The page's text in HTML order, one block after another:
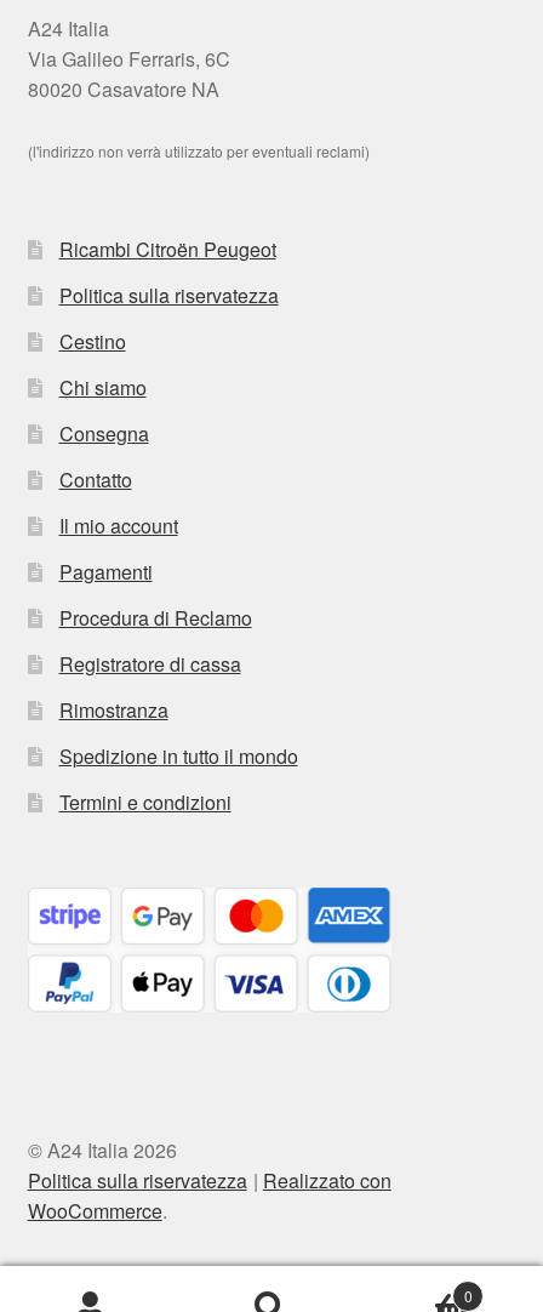
A24 Italia
Via Galileo Ferraris, 6C
80020 Casavatore NA
(l'indirizzo non verrà utilizzato per eventuali reclami)
Ricambi Citroën Peugeot
Politica sulla riservatezza
Cestino
Chi siamo
Consegna
Contatto
Il mio account
Pagamenti
Procedura di Reclamo
Registratore di cassa
Rimostranza
Spedizione in tutto il mondo
Termini e condizioni
© A24 Italia 2026
Politica sulla riservatezza
Realizzato con
WooCommerce.
0